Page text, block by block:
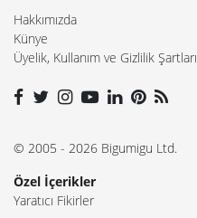
Hakkımızda
Künye
Üyelik, Kullanım ve Gizlilik Şartları
© 2005 - 2026 Bigumigu Ltd.
Özel İçerikler
Yaratıcı Fikirler